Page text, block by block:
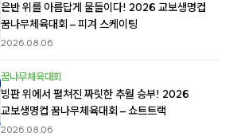
은반 위를 아름답게 물들이다! 2026 교보생명컵
꿈나무체육대회 – 피겨 스케이팅
2026.08.06
꿈나무체육대회
빙판 위에서 펼쳐진 짜릿한 추월 승부! 2026
교보생명컵 꿈나무체육대회 – 쇼트트랙
2026.08.06